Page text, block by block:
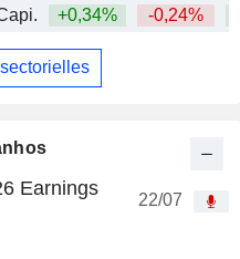
Earnings
22/07
+0,34% -0,24%